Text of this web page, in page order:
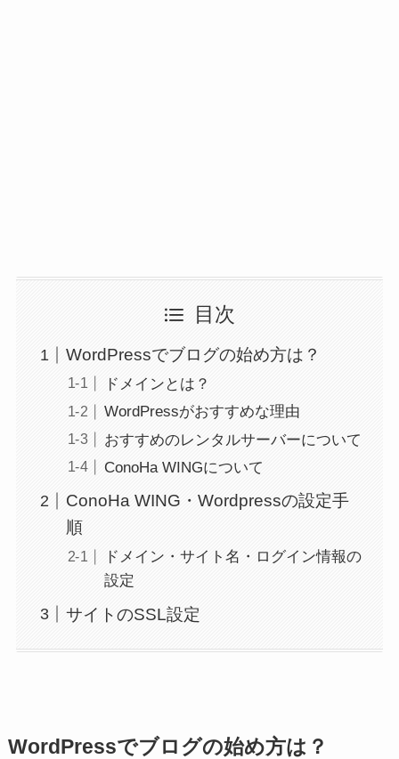
目次
WordPressでブログの始め方は？
ドメインとは？
WordPressがおすすめな理由
おすすめのレンタルサーバーについて
ConoHa WINGについて
ConoHa WING・Wordpressの設定手
順
ドメイン・サイト名・ログイン情報の
設定
サイトのSSL設定
WordPressでブログの始め方は？